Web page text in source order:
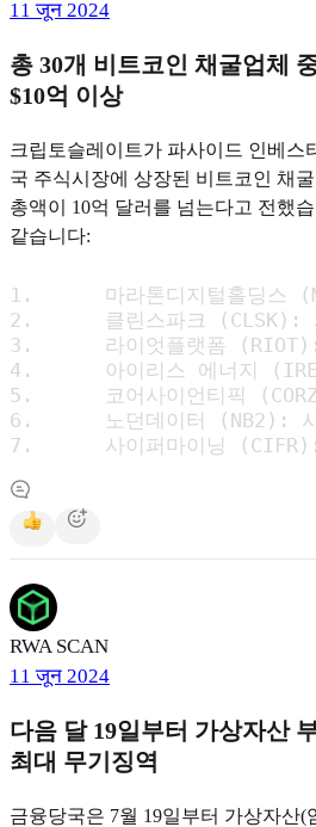
11 जून 2024
총 30개 비트코인 채굴업체
$10억 이상
크립토슬레이트가 파사이드 인베스
국 주식시장에 상장된 비트코인 채
총액이 10억 달러를 넘는다고 전했
같습니다:
1.	마라톤디지털홀딩스 (MARA): 시총 55억 달러
2.	클린스파크 (CLSK): 시총 36억 달러
3.	라이엇플랫폼 (RIOT): 시총 29억 달러
4.	아이리스 에너지 (IREN): 시총 15억 달러
5.	코어사이언티픽 (CORZ): 시총 14억 달러
6.	노던데이터 (NB2): 시총 13억 달러
7.	사이퍼마이닝
RWA SCAN
11 जून 2024
다음 달 19일부터 가상자산
최대 무기징역
금융당국은 7월 19일부터 가상자산(